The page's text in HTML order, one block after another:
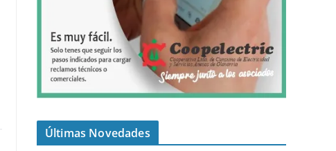
Últimas Novedades